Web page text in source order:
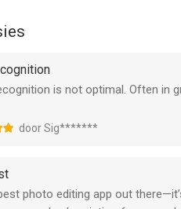
dé gezichtseditor van FaceApp
17.0 of hoger, geschikt
voor FaceApp: dé
is not optimal. Often in
door Sig*******
photo editing app out